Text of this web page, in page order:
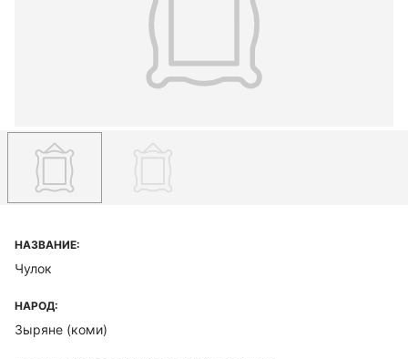
НАЗВАНИЕ:
Чулок
НАРОД:
Зыряне (коми)